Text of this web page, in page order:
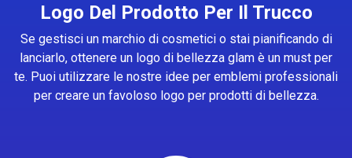
Logo Del Prodotto Per Il Trucco
Se gestisci un marchio di cosmetici o stai pianificando di
lanciarlo, ottenere un logo di bellezza glam è un must per
te. Puoi utilizzare le nostre idee per emblemi professionali
per creare un favoloso logo per prodotti di bellezza.